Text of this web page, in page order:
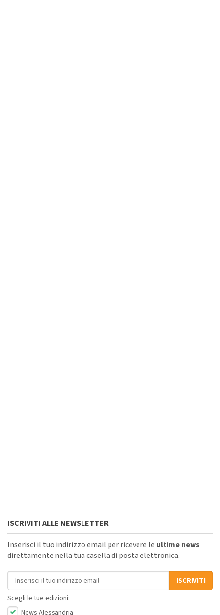
ISCRIVITI ALLE NEWSLETTER
Inserisci il tuo indirizzo email per ricevere le ultime news
direttamente nella tua casella di posta elettronica.
Indirizzo email
ISCRIVITI
Scegli le tue edizioni:
News Alessandria